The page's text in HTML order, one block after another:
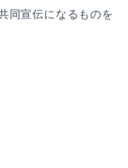
同宣伝になるものを